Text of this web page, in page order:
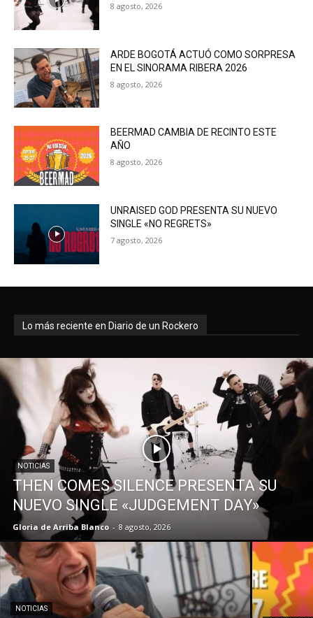
8 agosto, 2026
ARDE BOGOTÁ ACTUÓ COMO SORPRESA
EN EL SINORAMA RIBERA 2026
8 agosto, 2026
BEERMAD CAMBIA DE RECINTO ESTE
AÑO
8 agosto, 2026
UNRAISED GOD PRESENTA SU NUEVO
SINGLE «NO REGRETS»
7 agosto, 2026
Lo más reciente en Diario de un Rockero
NOTICIAS
THEN COMES SILENCE PRESENTA SU
NUEVO SINGLE «JUDGEMENT DAY»
Gloria de Arriba Blanco - 8 agosto, 2026
NOTICIAS